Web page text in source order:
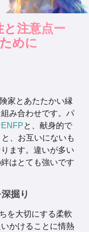
注意点ー
めに
家とあたたかい縁
み合わせです。パ
ENFPと、献身的で
、お互いにないも
ます。違いが多い
はとても強いです
掘り
を大切にする柔軟
かけることに情熱